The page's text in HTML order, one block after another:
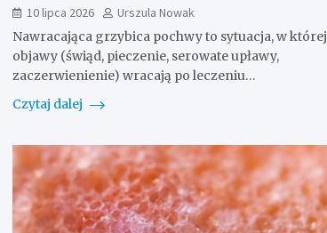
10 lipca 2026
Urszula Nowak
Nawracająca grzybica pochwy to sytuacja, w której
objawy (świąd, pieczenie, serowate upławy,
zaczerwienienie) wracają po leczeniu…
Czytaj dalej